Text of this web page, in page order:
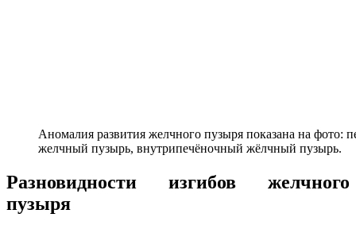
Аномалия развития желчного пузыря показана на фото:
желчный пузырь, внутрипечёночный жёлчный пузырь.
Разновидности изгибов желчного
пузыря